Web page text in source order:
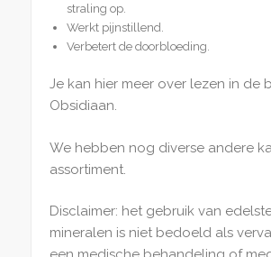
straling op.
Werkt pijnstillend.
Verbetert de doorbloeding.
Je kan hier meer over lezen in de
Obsidiaan.
We hebben nog diverse andere
assortiment.
Disclaimer: het gebruik van
mineralen is niet bedoeld als